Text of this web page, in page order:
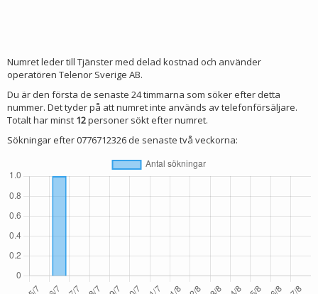
Numret leder till Tjänster med delad kostnad och använder
operatören Telenor Sverige AB.
Du är den första de senaste 24 timmarna som söker efter detta
nummer. Det tyder på att numret inte används av telefonförsäljare.
Totalt har minst 12personer sökt efter numret.
Sökningar efter 0776712326 de senaste två veckorna: